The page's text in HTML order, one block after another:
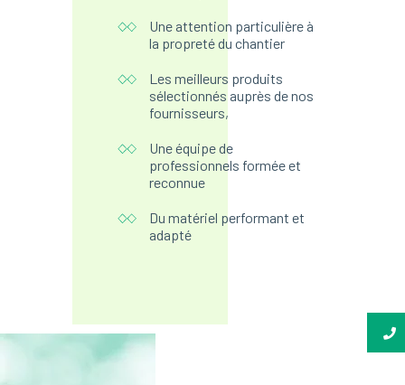
Une attention particulière à
la propreté du chantier
Les meilleurs produits
sélectionnés auprès de nos
fournisseurs,
Une équipe de
professionnels formée et
reconnue
Du matériel performant et
adapté